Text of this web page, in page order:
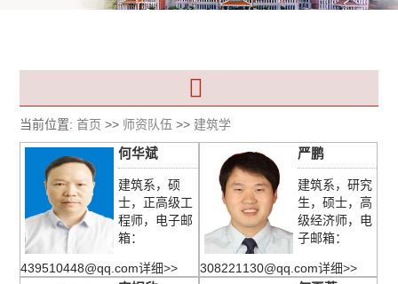
当前位置:首页 >> 师资队伍 >> 建筑学
何华斌
建筑系，硕
士，正高级工
程师，电子邮
箱：
439510448@qq.com详细>>
严鹏
建筑系，研究
生，硕士，高
级经济师，电
子邮箱：
308221130@qq.com详细>>